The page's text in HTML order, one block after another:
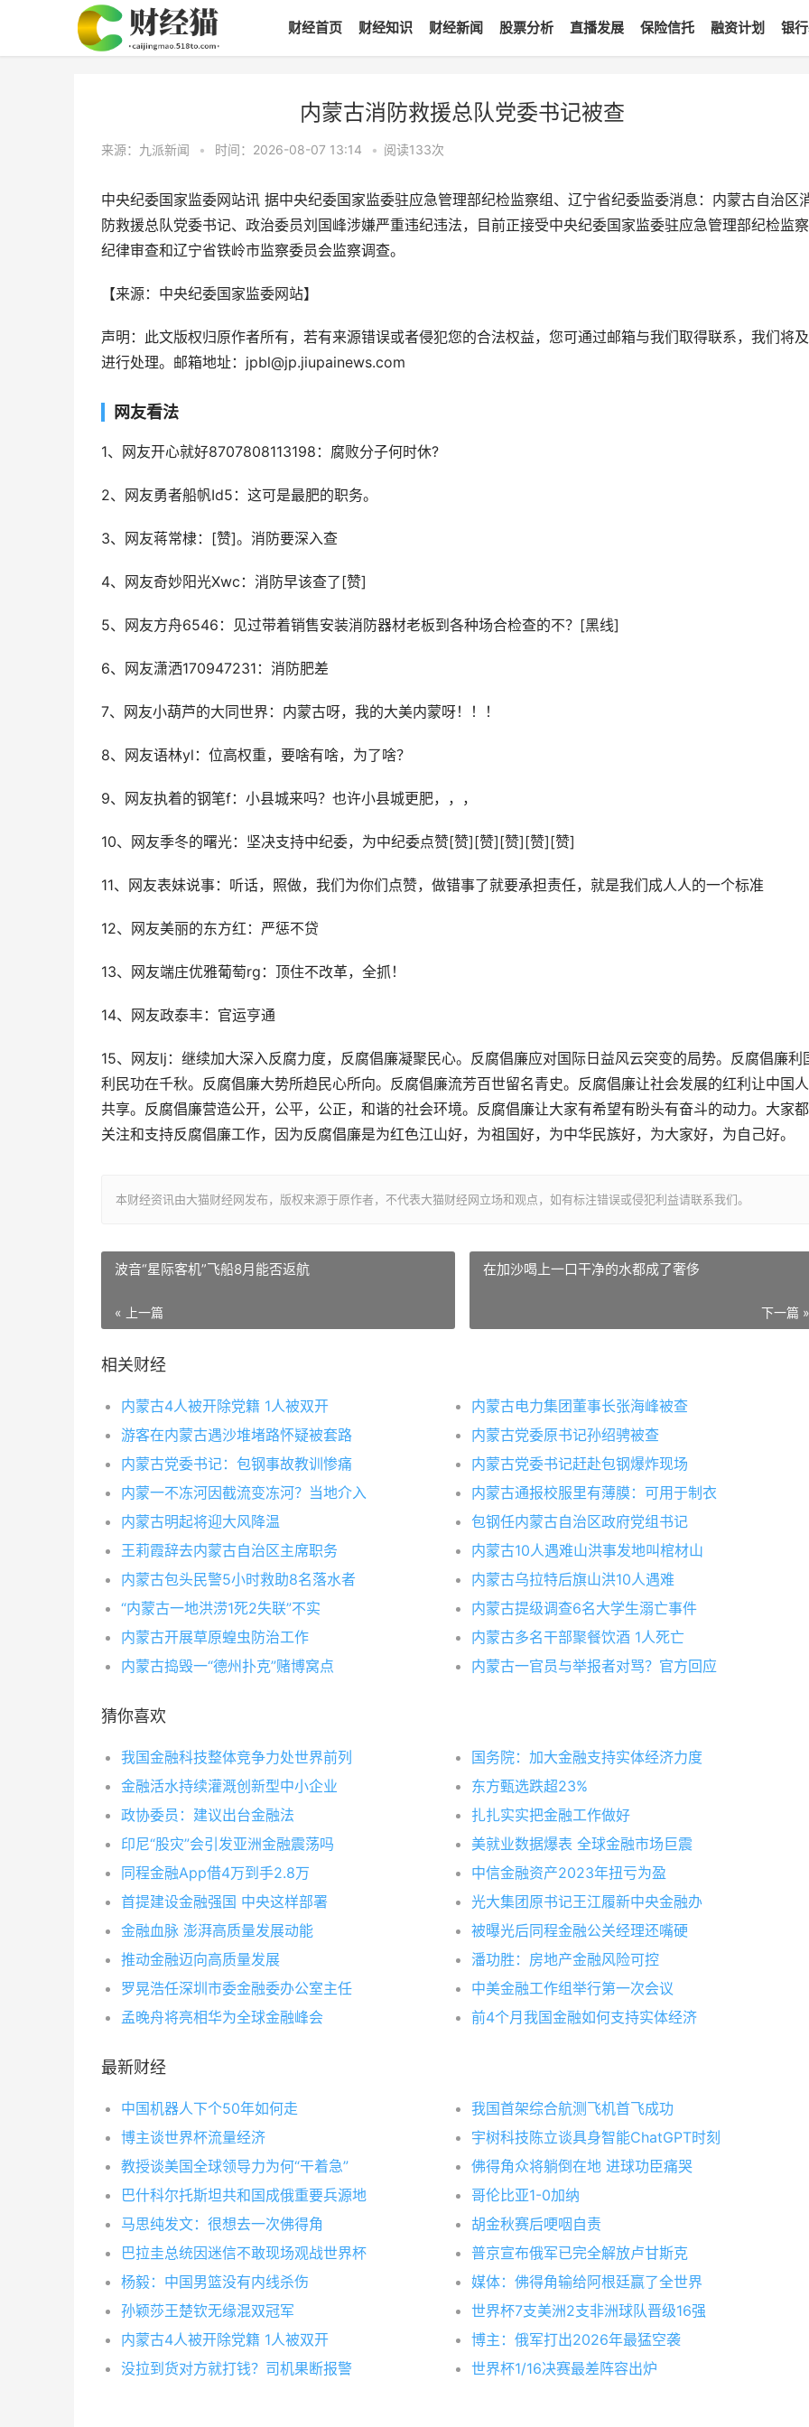
财经首页 财经知识 财经新闻 股票分析 直播发展 保险信托 融资计划 银
内蒙古消防救援总队党委书记被查
来源：九派新闻 • 时间：2026-08-07 13:14 • 阅读133次
中央纪委国家监委网站讯 据中央纪委国家监委驻应急管理部纪检监察组、辽宁省纪委监委消息：内蒙古自治区
防救援总队党委书记、政治委员刘国峰涉嫌严重违纪违法，目前正接受中央纪委国家监委驻应急管理部纪检监
纪律审查和辽宁省铁岭市监察委员会监察调查。
【来源：中央纪委国家监委网站】
声明：此文版权归原作者所有，若有来源错误或者侵犯您的合法权益，您可通过邮箱与我们取得联系，我们将
进行处理。邮箱地址：jpbl@jp.jiupainews.com
网友看法
1、网友开心就好8707808113198：腐败分子何时休?
2、网友勇者船帆Id5：这可是最肥的职务。
3、网友蒋常棣：[赞]。消防要深入查
4、网友奇妙阳光Xwc：消防早该查了[赞]
5、网友方舟6546：见过带着销售安装消防器材老板到各种场合检查的不？[黑线]
6、网友潇洒170947231：消防肥差
7、网友小葫芦的大同世界：内蒙古呀，我的大美内蒙呀！！！
8、网友语林yl：位高权重，要啥有啥，为了啥？
9、网友执着的钢笔f：小县城来吗？也许小县城更肥，，，
10、网友季冬的曙光：坚决支持中纪委，为中纪委点赞[赞][赞][赞][赞][赞]
11、网友表妹说事：听话，照做，我们为你们点赞，做错事了就要承担责任，就是我们成人人的一个标准
12、网友美丽的东方红：严惩不贷
13、网友端庄优雅葡萄rg：顶住不改革，全抓！
14、网友政泰丰：官运亨通
15、网友lj：继续加大深入反腐力度，反腐倡廉凝聚民心。反腐倡廉应对国际日益风云突变的局势。反腐倡廉利
利民功在千秋。反腐倡廉大势所趋民心所向。反腐倡廉流芳百世留名青史。反腐倡廉让社会发展的红利让中国
共享。反腐倡廉营造公开，公平，公正，和谐的社会环境。反腐倡廉让大家有希望有盼头有奋斗的动力。大家
关注和支持反腐倡廉工作，因为反腐倡廉是为红色江山好，为祖国好，为中华民族好，为大家好，为自己好。
本财经资讯由大猫财经网发布，版权来源于原作者，不代表大猫财经网立场和观点，如有标注错误或侵犯利益请联系我们。
波音“星际客机”飞船8月能否返航
« 上一篇
在加沙喝上一口干净的水都成了奢侈
下一篇 »
相关财经
内蒙古4人被开除党籍 1人被双开
内蒙古电力集团董事长张海峰被查
游客在内蒙古遇沙堆堵路怀疑被套路
内蒙古党委原书记孙绍骋被查
内蒙古党委书记：包钢事故教训惨痛
内蒙古党委书记赶赴包钢爆炸现场
内蒙一不冻河因截流变冻河？当地介入
内蒙古通报校服里有薄膜：可用于制衣
内蒙古明起将迎大风降温
包钢任内蒙古自治区政府党组书记
王莉霞辞去内蒙古自治区主席职务
内蒙古10人遇难山洪事发地叫棺材山
内蒙古包头民警5小时救助8名落水者
内蒙古乌拉特后旗山洪10人遇难
“内蒙古一地洪涝1死2失联”不实
内蒙古提级调查6名大学生溺亡事件
内蒙古开展草原蝗虫防治工作
内蒙古多名干部聚餐饮酒 1人死亡
内蒙古捣毁一“德州扑克”赌博窝点
内蒙古一官员与举报者对骂？官方回应
猜你喜欢
我国金融科技整体竞争力处世界前列
国务院：加大金融支持实体经济力度
金融活水持续灌溉创新型中小企业
东方甄选跌超23%
政协委员：建议出台金融法
扎扎实实把金融工作做好
印尼“股灾”会引发亚洲金融震荡吗
美就业数据爆表 全球金融市场巨震
同程金融App借4万到手2.8万
中信金融资产2023年扭亏为盈
首提建设金融强国 中央这样部署
光大集团原书记王江履新中央金融办
金融血脉 澎湃高质量发展动能
被曝光后同程金融公关经理还嘴硬
推动金融迈向高质量发展
潘功胜：房地产金融风险可控
罗晃浩任深圳市委金融委办公室主任
中美金融工作组举行第一次会议
孟晚舟将亮相华为全球金融峰会
前4个月我国金融如何支持实体经济
最新财经
中国机器人下个50年如何走
我国首架综合航测飞机首飞成功
博主谈世界杯流量经济
宇树科技陈立谈具身智能ChatGPT时刻
教授谈美国全球领导力为何“干着急”
佛得角众将躺倒在地 进球功臣痛哭
巴什科尔托斯坦共和国成俄重要兵源地
哥伦比亚1-0加纳
马思纯发文：很想去一次佛得角
胡金秋赛后哽咽自责
巴拉圭总统因迷信不敢现场观战世界杯
普京宣布俄军已完全解放卢甘斯克
杨毅：中国男篮没有内线杀伤
媒体：佛得角输给阿根廷赢了全世界
孙颖莎王楚钦无缘混双冠军
世界杯7支美洲2支非洲球队晋级16强
内蒙古4人被开除党籍 1人被双开
博主：俄军打出2026年最猛空袭
没拉到货对方就打钱？司机果断报警
世界杯1/16决赛最差阵容出炉